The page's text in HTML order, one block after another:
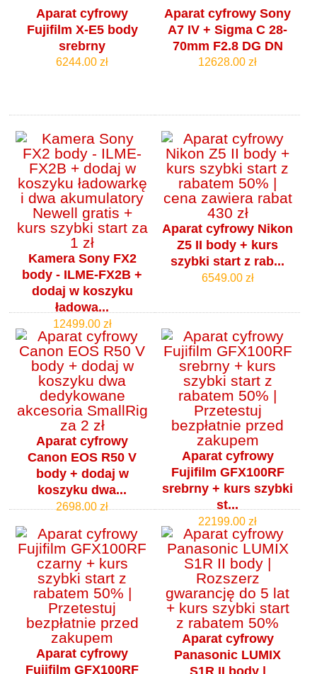
Aparat cyfrowy
Fujifilm X-E5 body
srebrny
6244.00 zł
Aparat cyfrowy Sony
A7 IV + Sigma C 28-
70mm F2.8 DG DN
12628.00 zł
Kamera Sony FX2
body - ILME-FX2B +
dodaj w koszyku
ładowa...
12499.00 zł
Aparat cyfrowy Nikon
Z5 II body + kurs
szybki start z rab...
6549.00 zł
Aparat cyfrowy
Canon EOS R50 V
body + dodaj w
koszyku dwa...
2698.00 zł
Aparat cyfrowy
Fujifilm GFX100RF
srebrny + kurs szybki
st...
22199.00 zł
Aparat cyfrowy
Fujifilm GFX100RF
Aparat cyfrowy
Panasonic LUMIX
S1R II body |